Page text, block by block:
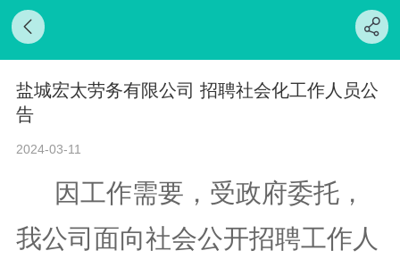
盐城宏太劳务有限公司 招聘社会化工作人员公
告
2024-03-11
因工作需要，受政府委托，
我公司面向社会公开招聘工作人